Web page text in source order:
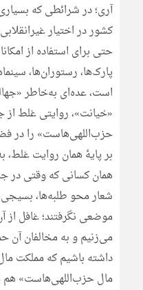
آری؛ در شرائطی که
کشور در اختیار
حتی برای استفاده از
پارک‌ها، رستوران‌ها،
است، عده‌ای به‌خاطر
«خیانت»، روایتی غلط از
حزب‌اللهی‌هاست» را در
بر پایۀ همان روایت غلط،
همان کسانی که وقتی در
شعار محو طلبه‌ها،
موضعی نگرفتند؛ غافل از
می‌زنیم و به مخالفان آن
داشته باشیم که مملکت
مال حزب‌اللهی‌هاست»